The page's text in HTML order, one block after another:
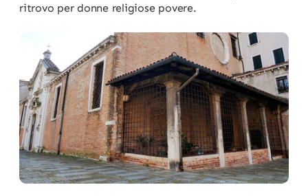
ritrovo per donne religiose povere.